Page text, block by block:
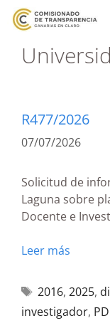
R477/2026
07/07/2026
Solicitud de
Laguna sobre
Docente e
Leer más
2016, 2025,
investigador,